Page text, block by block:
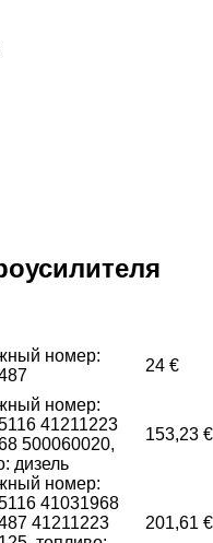
номер:
24 €
номер:
41211223
500060020,
дизель
153,23 €
номер:
41031968
41211223
201,61 €